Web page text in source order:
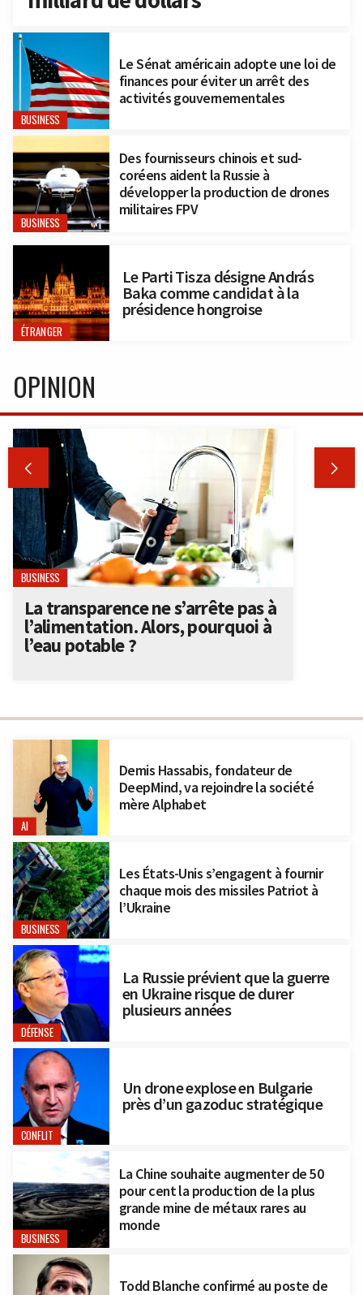
BUSINESS
Le Sénat américain adopte une loi de
finances pour éviter un arrêt des
activités gouvernementales
BUSINESS
Des fournisseurs chinois et sud-
coréens aident la Russie à
développer la production de drones
militaires FPV
ÉTRANGER
Le Parti Tisza désigne András
Baka comme candidat à la
présidence hongroise
AI
Demis Hassabis, fondateur de
DeepMind, va rejoindre la société
mère Alphabet
BUSINESS
Les États-Unis s’engagent à fournir
chaque mois des missiles Patriot à
l’Ukraine
DÉFENSE
La Russie prévient que la guerre
en Ukraine risque de durer
plusieurs années
CONFLIT
Un drone explose en Bulgarie
près d’un gazoduc stratégique
BUSINESS
La Chine souhaite augmenter de 50
pour cent la production de la plus
grande mine de métaux rares au
monde
Todd Blanche confirmé au poste de
OPINION
 
BUSINESS
La transparence ne s’arrête pas à
l’alimentation. Alors, pourquoi à
l’eau potable ?